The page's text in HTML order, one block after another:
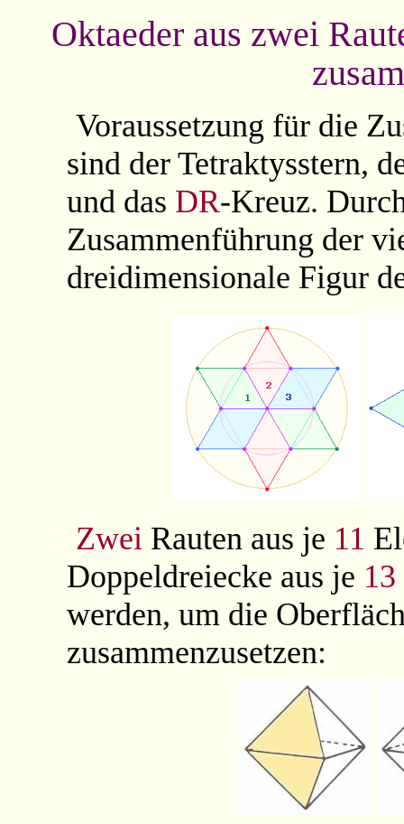
Oktaeder aus zwei
Voraussetzung für die
sind der Tetraktysstern,
und das DR-Kreuz.
Zusammenführung der
dreidimensionale Figur
ZweiRauten aus je 11
Doppeldreiecke aus je 13
werden, um die
zusammenzusetzen: